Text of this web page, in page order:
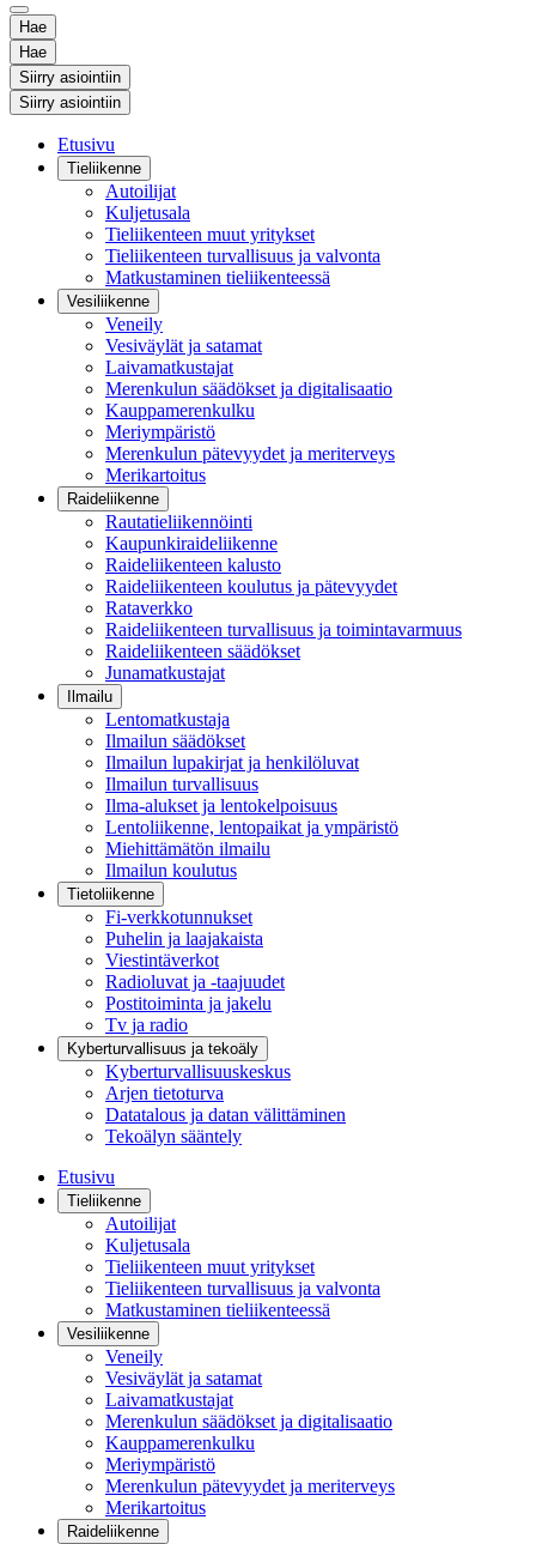
Hae
Hae
Siirry asiointiin
Siirry asiointiin
Etusivu
Tieliikenne
Autoilijat
Kuljetusala
Tieliikenteen muut yritykset
Tieliikenteen turvallisuus ja valvonta
Matkustaminen tieliikenteessä
Vesiliikenne
Veneily
Vesiväylät ja satamat
Laivamatkustajat
Merenkulun säädökset ja digitalisaatio
Kauppamerenkulku
Meriympäristö
Merenkulun pätevyydet ja meriterveys
Merikartoitus
Raideliikenne
Rautatieliikennöinti
Kaupunkiraideliikenne
Raideliikenteen kalusto
Raideliikenteen koulutus ja pätevyydet
Rataverkko
Raideliikenteen turvallisuus ja toimintavarmuus
Raideliikenteen säädökset
Junamatkustajat
Ilmailu
Lentomatkustaja
Ilmailun säädökset
Ilmailun lupakirjat ja henkilöluvat
Ilmailun turvallisuus
Ilma-alukset ja lentokelpoisuus
Lentoliikenne, lentopaikat ja ympäristö
Miehittämätön ilmailu
Ilmailun koulutus
Tietoliikenne
Fi-verkkotunnukset
Puhelin ja laajakaista
Viestintäverkot
Radioluvat ja -taajuudet
Postitoiminta ja jakelu
Tv ja radio
Kyberturvallisuus ja tekoäly
Kyberturvallisuuskeskus
Arjen tietoturva
Datatalous ja datan välittäminen
Tekoälyn sääntely
Etusivu
Tieliikenne
Autoilijat
Kuljetusala
Tieliikenteen muut yritykset
Tieliikenteen turvallisuus ja valvonta
Matkustaminen tieliikenteessä
Vesiliikenne
Veneily
Vesiväylät ja satamat
Laivamatkustajat
Merenkulun säädökset ja digitalisaatio
Kauppamerenkulku
Meriympäristö
Merenkulun pätevyydet ja meriterveys
Merikartoitus
Raideliikenne